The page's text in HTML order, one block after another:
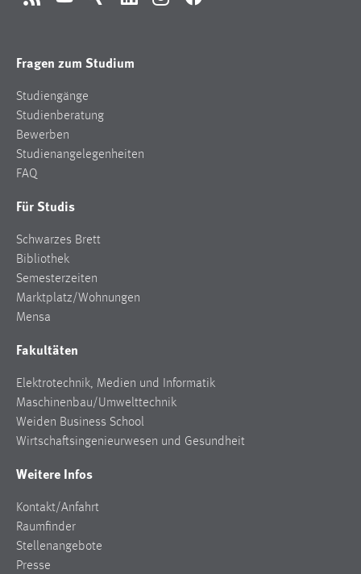
RSS YouTubeXing LinkedInInstagramFacebook
Fragen zum Studium
Studiengänge
Studienberatung
Bewerben
Studienangelegenheiten
FAQ
Für Studis
Schwarzes Brett
Bibliothek
Semesterzeiten
Marktplatz/Wohnungen
Mensa
Fakultäten
Elektrotechnik, Medien und Informatik
Maschinenbau/Umwelttechnik
Weiden Business School
Wirtschaftsingenieurwesen und Gesundheit
Weitere Infos
Kontakt/Anfahrt
Raumfinder
Stellenangebote
Presse